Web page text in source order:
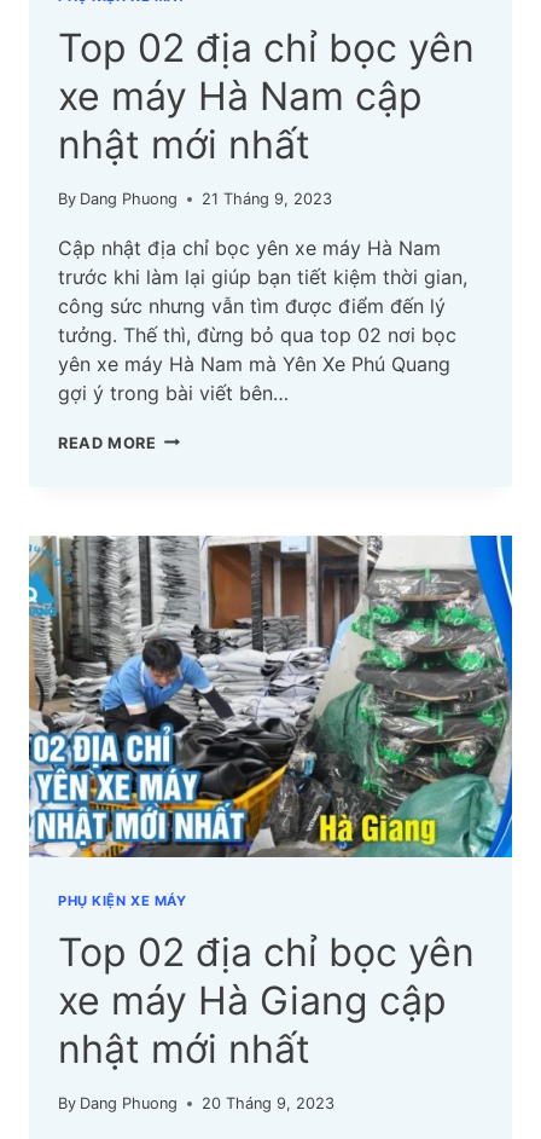
Top 02 địa chỉ bọc yên
xe máy Hà Nam cập
nhật mới nhất
By Dang Phuong 21 Tháng 9, 2023
Cập nhật địa chỉ bọc yên xe máy Hà Nam
trước khi làm lại giúp bạn tiết kiệm thời gian,
công sức nhưng vẫn tìm được điểm đến lý
tưởng. Thế thì, đừng bỏ qua top 02 nơi bọc
yên xe máy Hà Nam mà Yên Xe Phú Quang
gợi ý trong bài viết bên…
READ MORE TOP
BỌC
YÊN
XE
MÁY
HÀ
NAM
CẬP
NHẬT
MỚI
NHẤT
PHỤ KIỆN XE MÁY
Top 02 địa chỉ bọc yên
xe máy Hà Giang cập
nhật mới nhất
By Dang Phuong 20 Tháng 9, 2023